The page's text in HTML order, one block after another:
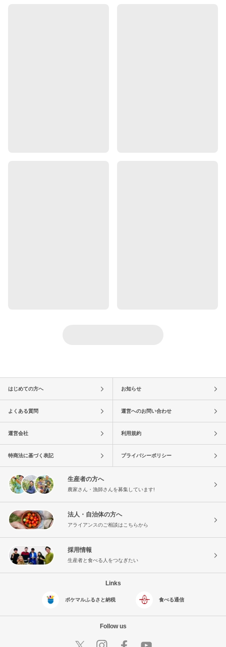
はじめての方へ お知らせ
よくある質問 運営へのお問い合わせ
運営会社 利用規約
特商法に基づく表記 プライバシーポリシー
生産者の方へ
農家さん・漁師さんを募集しています!
法人・自治体の方へ
アライアンスのご相談はこちらから
採用情報
生産者と食べる人をつなぎたい
Links
ポケマルふるさと納税 食べる通信
Follow us